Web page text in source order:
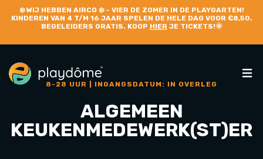
❄️WIJ HEBBEN AIRCO ❄️ – VIER DE ZOMER IN DE PLAYGARTEN!
KINDEREN VAN 4 T/M 16 JAAR SPELEN DE HELE DAG VOOR €8,50.
BEGELEIDERS GRATIS. KOOP HIERJE TICKETS!🌞
8-28 UUR | INGANGSDATUM: IN OVERLEG
ALGEMEEN
KEUKENMEDEWERK(ST)ER